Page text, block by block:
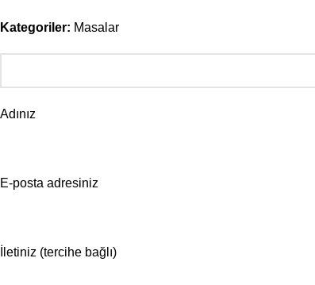
Kategoriler: Masalar
Adınız
E-posta adresiniz
İletiniz (tercihe bağlı)